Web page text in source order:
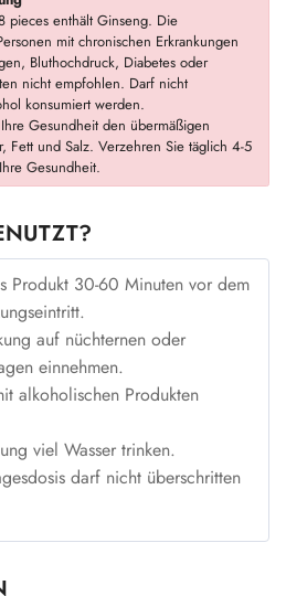
pieces enthält Ginseng. Die
mit chronischen Erkrankungen
Bluthochdruck, Diabetes oder
nicht empfohlen. Darf nicht
konsumiert werden.
Gesundheit den übermäßigen
Fett und Salz. Verzehren Sie täglich 4-5
Gesundheit.
Produkt 30-60 Minuten vor dem
auf nüchternen oder
einnehmen.
alkoholischen Produkten
viel Wasser trinken.
darf nicht überschritten